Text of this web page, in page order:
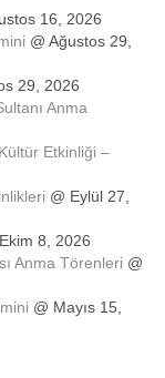
16, 2026
@ Ağustos 29,
29, 2026
Anma
Etkinliği –
@ Eylül 27,
8, 2026
Anma Törenleri @
@ Mayıs 15,